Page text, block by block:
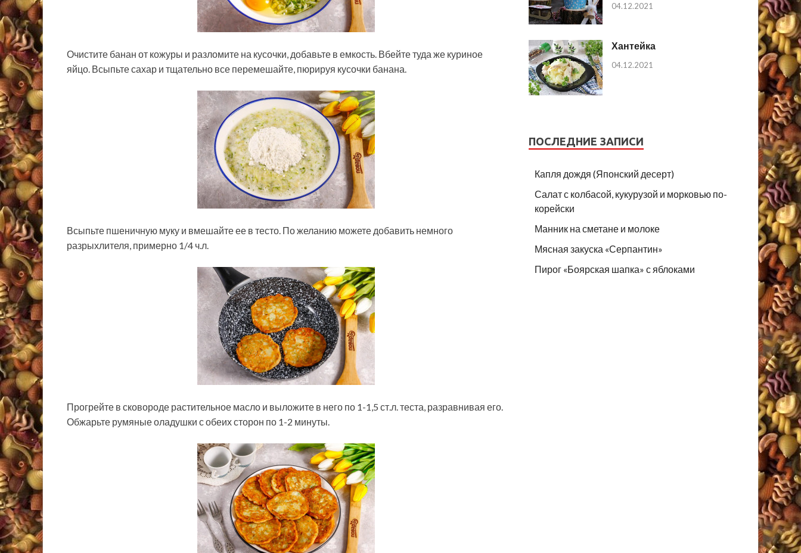
Очистите банан от кожуры и разломите на кусочки, добавьте в емкость. Вбейте туда же куриное
яйцо. Всыпьте сахар и тщательно все перемешайте, пюрируя кусочки банана.
Всыпьте пшеничную муку и вмешайте ее в тесто. По желанию можете добавить немного
разрыхлителя, примерно 1/4 ч.л.
Прогрейте в сковороде растительное масло и выложите в него по 1-1,5 ст.л. теста, разравнивая его.
Обжарьте румяные оладушки с обеих сторон по 1-2 минуты.
04.12.2021
Хантейка
04.12.2021
ПОСЛЕДНИЕ ЗАПИСИ
Капля дождя (Японский десерт)
Салат с колбасой, кукурузой и морковью по-
корейски
Манник на сметане и молоке
Мясная закуска «Серпантин»
Пирог «Боярская шапка» с яблоками